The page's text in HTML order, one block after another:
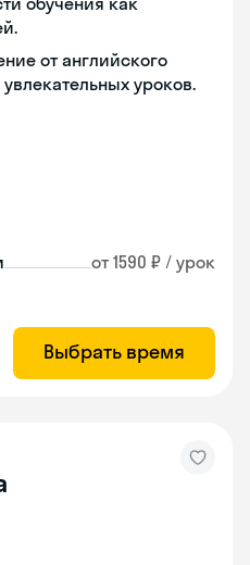
от английского
уроков.
от 1590 ₽ / урок
Выбрать время